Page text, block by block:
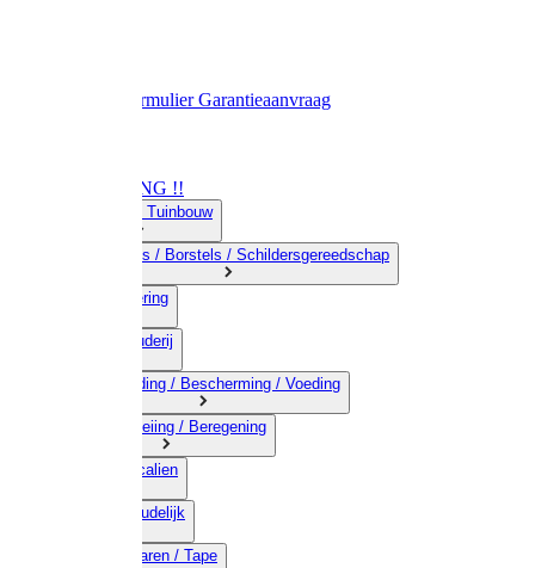
RetourformulierGarantieaanvraag
OPRUIMING !!
01) Land-& Tuinbouw
02) Bezems / Borstels / Schildersgereedschap
03) Afrastering
04) Veehouderij
05) Bestrijding / Bescherming / Voeding
06) Besproeiing / Beregening
07) Chemicalien
08) Huishoudelijk
09) Touwwaren / Tape